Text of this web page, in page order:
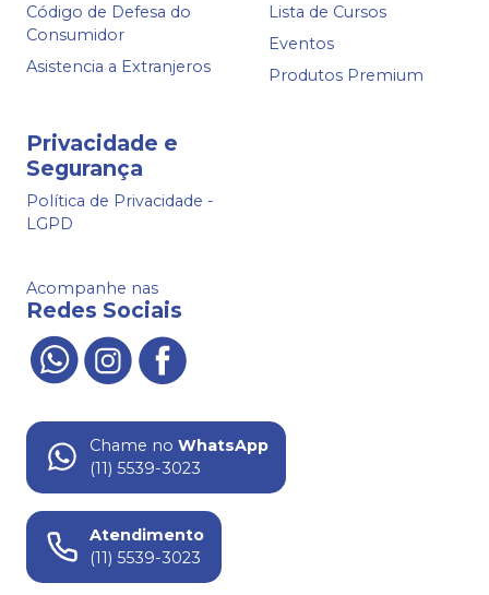
Código de Defesa do
Consumidor
Asistencia a Extranjeros
Lista de Cursos
Eventos
Produtos Premium
Privacidade e
Segurança
Política de Privacidade -
LGPD
Acompanhe nas
Redes Sociais
Chame no WhatsApp
(11) 5539-3023
Atendimento
(11) 5539-3023